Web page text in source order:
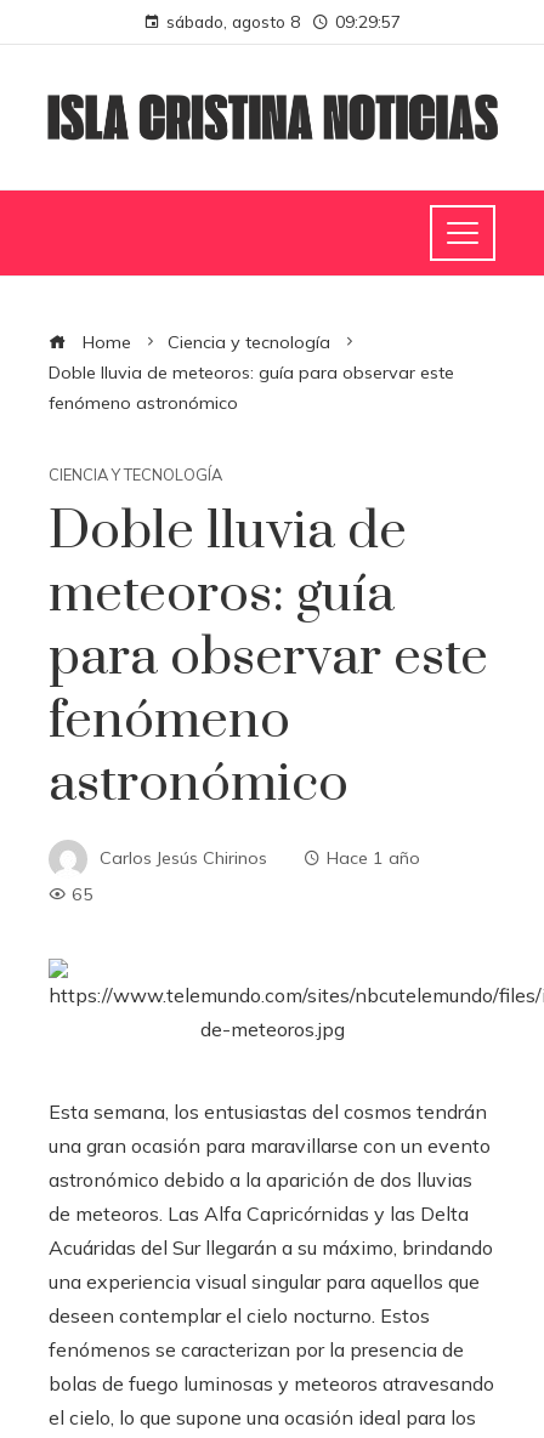
sábado, agosto 8 09:29:59
Home
Ciencia y tecnología
Doble lluvia de meteoros: guía para observar este
fenómeno astronómico
CIENCIA Y TECNOLOGÍA
Doble lluvia de
meteoros: guía
para observar este
fenómeno
astronómico
Carlos Jesús Chirinos
Hace 1 año
65
Esta semana, los entusiastas del cosmos tendrán
una gran ocasión para maravillarse con un evento
astronómico debido a la aparición de dos lluvias
de meteoros. Las Alfa Capricórnidas y las Delta
Acuáridas del Sur llegarán a su máximo, brindando
una experiencia visual singular para aquellos que
deseen contemplar el cielo nocturno. Estos
fenómenos se caracterizan por la presencia de
bolas de fuego luminosas y meteoros atravesando
el cielo, lo que supone una ocasión ideal para los